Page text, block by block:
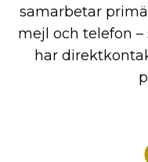
samarbetar
mejl och telefon
har